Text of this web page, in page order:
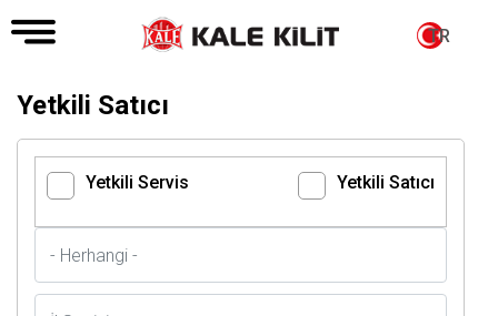
TR
Yetkili Satıcı
Yetkili Servis Yetkili Satıcı